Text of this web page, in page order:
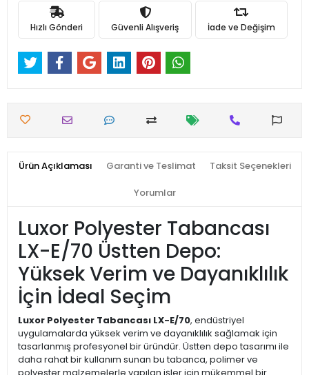
Hızlı Gönderi Güvenli Alışveriş İade ve Değişim
Ürün Açıklaması Garanti ve Teslimat Taksit Seçenekleri
Yorumlar
Luxor Polyester Tabancası
LX-E/70 Üstten Depo:
Yüksek Verim ve Dayanıklılık
İçin İdeal Seçim
Luxor Polyester Tabancası LX-E/70, endüstriyel
uygulamalarda yüksek verim ve dayanıklılık sağlamak için
tasarlanmış profesyonel bir üründür. Üstten depo tasarımı ile
daha rahat bir kullanım sunan bu tabanca, polimer ve